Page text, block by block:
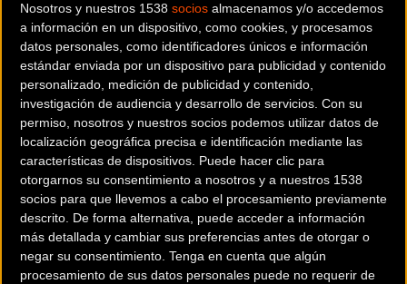
Nosotros y nuestros 1538 socios almacenamos y/o accedemos
a información en un dispositivo, como cookies, y procesamos
datos personales, como identificadores únicos e información
estándar enviada por un dispositivo para publicidad y contenido
personalizado, medición de publicidad y contenido,
investigación de audiencia y desarrollo de servicios. Con su
permiso, nosotros y nuestros socios podemos utilizar datos de
localización geográfica precisa e identificación mediante las
características de dispositivos. Puede hacer clic para
otorgarnos su consentimiento a nosotros y a nuestros 1538
socios para que llevemos a cabo el procesamiento previamente
descrito. De forma alternativa, puede acceder a información
más detallada y cambiar sus preferencias antes de otorgar o
negar su consentimiento. Tenga en cuenta que algún
procesamiento de sus datos personales puede no requerir de
Terms of use © 1987–2026 HERE
¿Eres el propietario de esta tienda? Descubre cómo hacerte tienda
Premium para llegar a más clientes.